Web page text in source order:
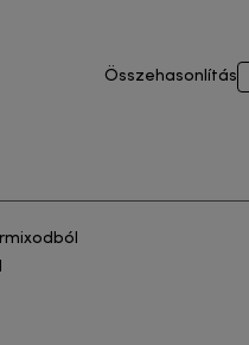
Összehasonlítás